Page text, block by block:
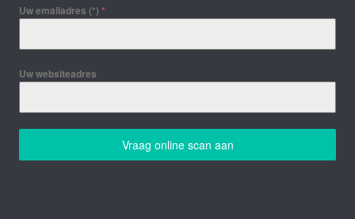
Uw emailadres (*) *
Uw websiteadres
Vraag online scan aan